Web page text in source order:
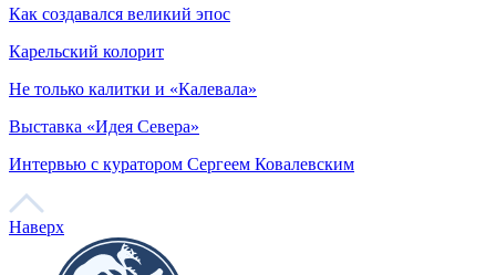
Как создавался великий эпос
Карельский колорит
Не только калитки и «Калевала»
Выставка «Идея Севера»
Интервью с куратором Сергеем Ковалевским
Наверх